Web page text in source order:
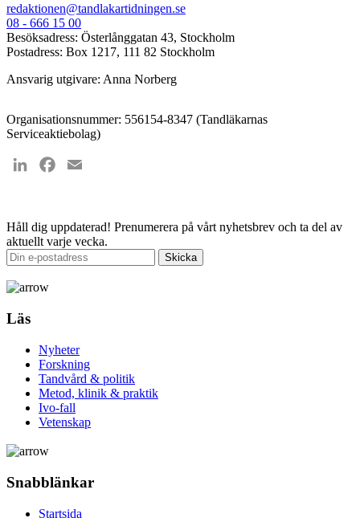
redaktionen@tandlakartidningen.se
08 - 666 15 00
Besöksadress: Österlånggatan 43, Stockholm
Postadress: Box 1217, 111 82 Stockholm
Ansvarig utgivare: Anna Norberg
Organisationsnummer: 556154-8347 (Tandläkarnas
Serviceaktiebolag)
LinkedInFacebook
Håll dig uppdaterad! Prenumerera på vårt nyhetsbrev och ta del av
aktuellt varje vecka.
Läs
Nyheter
Forskning
Tandvård & politik
Metod, klinik & praktik
Ivo-fall
Vetenskap
Snabblänkar
Startsida